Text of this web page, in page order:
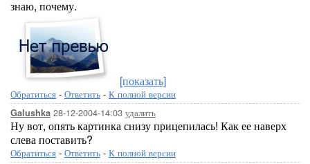
знаю, почему.
[показать]
Обратиться - Ответить - К полной версии
Galushka 28-12-2004-14:03 удалить
Ну вот, опять картинка снизу прицепилась! Как ее наверх
слева поставить?
Обратиться - Ответить - К полной версии